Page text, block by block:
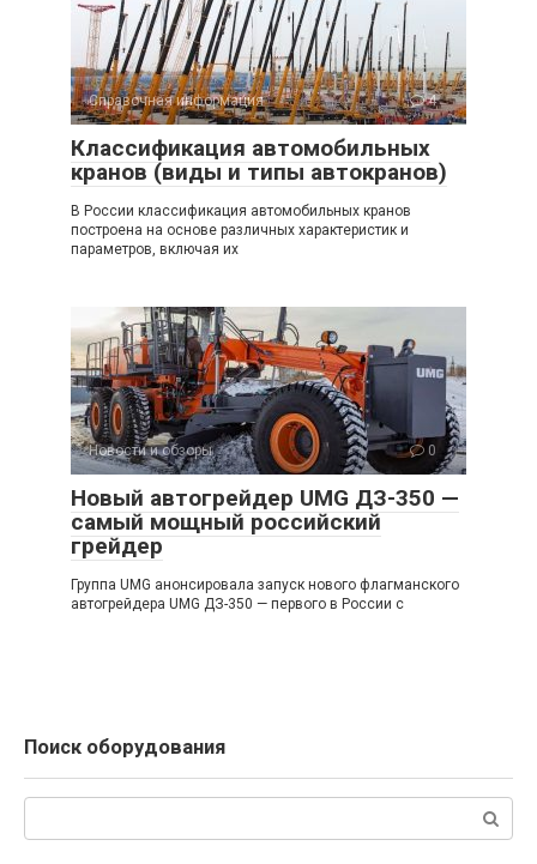
Справочная информация 4
Классификация автомобильных
кранов (виды и типы автокранов)
В России классификация автомобильных кранов
построена на основе различных характеристик и
параметров, включая их
Новости и обзоры 0
Новый автогрейдер UMG ДЗ-350 —
самый мощный российский
грейдер
Группа UMG анонсировала запуск нового флагманского
автогрейдера UMG ДЗ-350 — первого в России с
Поиск оборудования